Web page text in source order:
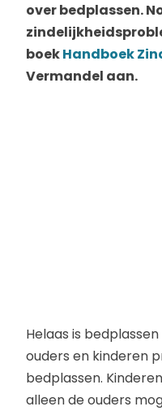
over bedplassen.
boekHandboek
Vermandel aan.
Helaas is
ouders en kinderen
bedplassen.
alleen de ouders